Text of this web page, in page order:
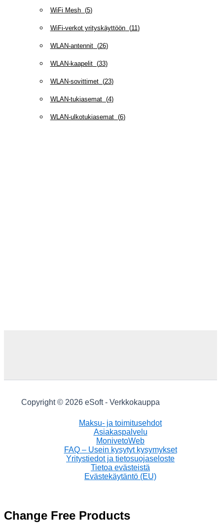
WiFi Mesh(5)
WiFi-verkot yrityskäyttöön(11 )
WLAN-antennit(26)
WLAN-kaapelit(33)
WLAN-sovittimet(23)
WLAN-tukiasemat(4)
WLAN-ulkotukiasemat(6)
Copyright © 2026 eSoft - Verkkokauppa
Maksu- ja toimitusehdot
Asiakaspalvelu
MonivetoWeb
FAQ – Usein kysytyt kysymykset
Yritystiedot ja tietosuojaseloste
Tietoa evästeistä
Evästekäytäntö (EU)
Change Free Products